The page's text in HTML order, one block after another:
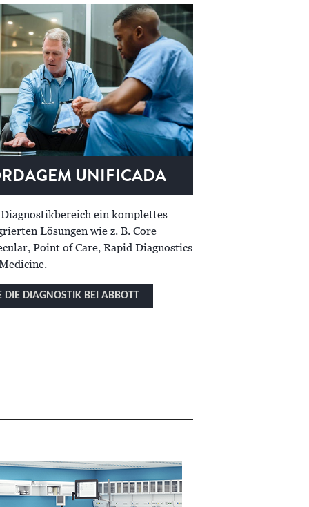
UNIFICADA
ein komplettes
Lösungen wie z. B. Core
Point of Care, Rapid Diagnostics
DIE DIAGNOSTIK BEI ABBOTT